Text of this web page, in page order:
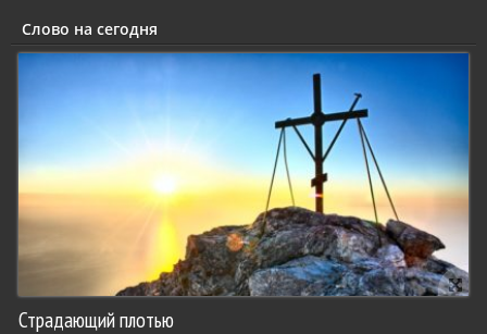
Слово на сегодня
Страдающий плотью